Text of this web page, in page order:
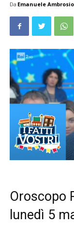
Da Emanuele Ambrosio
Oroscopo
lunedì 5